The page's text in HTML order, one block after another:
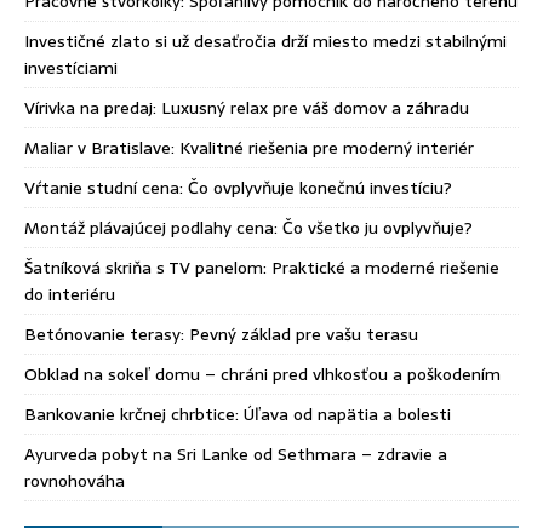
Investičné zlato si už desaťročia drží miesto medzi stabilnými
investíciami
Vírivka na predaj: Luxusný relax pre váš domov a záhradu
Maliar v Bratislave: Kvalitné riešenia pre moderný interiér
Vŕtanie studní cena: Čo ovplyvňuje konečnú investíciu?
Montáž plávajúcej podlahy cena: Čo všetko ju ovplyvňuje?
Šatníková skriňa s TV panelom: Praktické a moderné riešenie
do interiéru
Betónovanie terasy: Pevný základ pre vašu terasu
Obklad na sokeľ domu – chráni pred vlhkosťou a poškodením
Bankovanie krčnej chrbtice: Úľava od napätia a bolesti
Ayurveda pobyt na Sri Lanke od Sethmara – zdravie a
rovnohováha